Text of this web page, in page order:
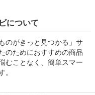
について
のがきっと見つかる」サ
のためにおすすめの商品
むことなく、簡単スマー
。